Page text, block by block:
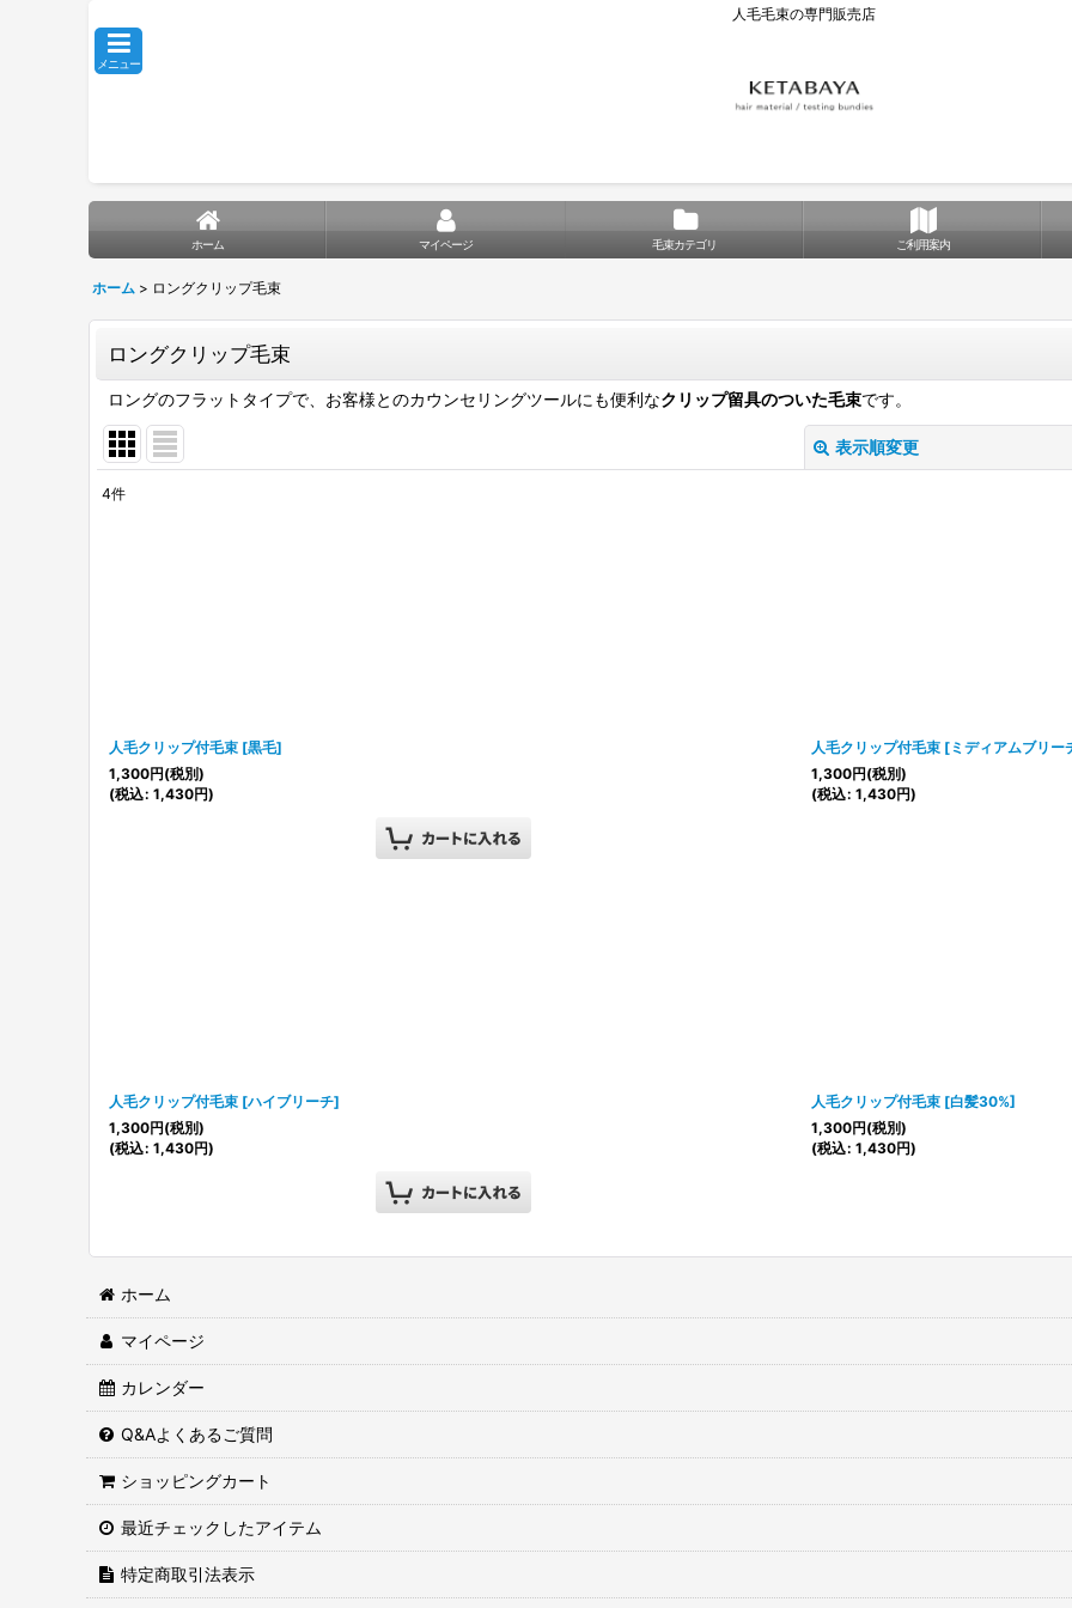
人毛毛束の専門販売店
メニュー
ホーム マイページ 毛束カテゴリ ご利用案内
ホーム > ロングクリップ毛束
ロングクリップ毛束
ロングのフラットタイプで、お客様とのカウンセリングツールにも便利なクリップ留具のついた毛束です。
表示順変更
4件
人毛クリップ付毛束 [黒毛]
1,300円(税別)
(税込: 1,430円)
人毛クリップ付毛束 [ ミディアムブリー
1,300円(税別)
(税込: 1,430円)
人毛クリップ付毛束 [ハイブリーチ]
1,300円(税別)
(税込: 1,430円)
人毛クリップ付毛束 [白髪30%]
1,300円(税別)
(税込: 1,430円)
ホーム
マイページ
カレンダー
Q&Aよくあるご質問
ショッピングカート
最近チェックしたアイテム
特定商取引法表示